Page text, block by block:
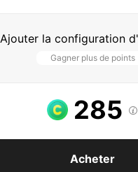
Ajouter la configuration
Gagner plus de points
285 
Acheter